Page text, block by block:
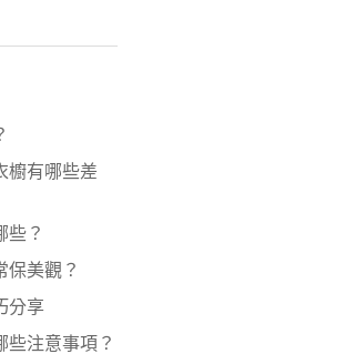
櫥有哪些差
些？
保美觀？
分享
些注意事項？